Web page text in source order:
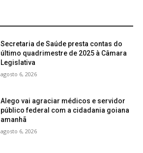
Secretaria de Saúde presta contas do
último quadrimestre de 2025 à Câmara
Legislativa
agosto 6, 2026
Alego vai agraciar médicos e servidor
público federal com a cidadania goiana
amanhã
agosto 6, 2026